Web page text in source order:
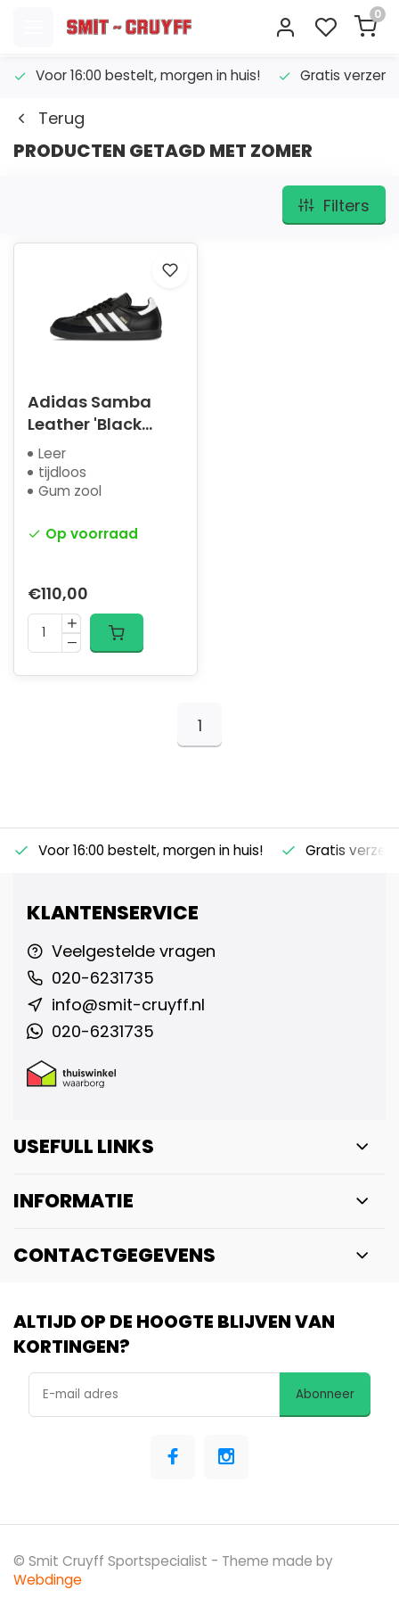
0
Voor 16:00 bestelt, morgen in huis! Gratis
Terug
PRODUCTEN GETAGD MET ZOMER
Filters
Adidas Samba
Leather 'Black
White'
Leer
tijdloos
Gum zool
Op voorraad
€110,00
1
Voor 16:00 bestelt, morgen in huis! Gratis
KLANTENSERVICE
Veelgestelde vragen
020-6231735
info@smit-cruyff.nl
020-6231735
USEFULL LINKS
INFORMATIE
CONTACTGEGEVENS
ALTIJD OP DE HOOGTE BLIJVEN VAN
KORTINGEN?
Abonneer
© Smit Cruyff Sportspecialist - Theme made by
Webdinge